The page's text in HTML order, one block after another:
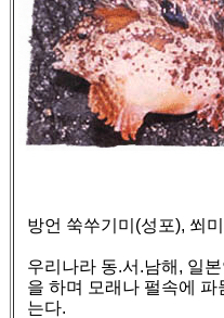
방언 쑥쑤기미(성포), 쐬
우리나라 동.서.남해, 일
을 하며 모래나 펄속에
는다.